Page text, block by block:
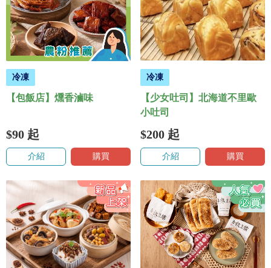
冷凍
【包飯店】燻香滷味
$90 起
介紹 購買
冷凍
【少女吐司】北海道不里歐
小吐司
$200 起
介紹 購買